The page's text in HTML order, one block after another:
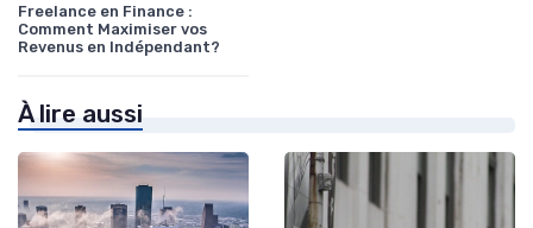
Freelance en Finance :
Comment Maximiser vos
Revenus en Indépendant?
À lire aussi